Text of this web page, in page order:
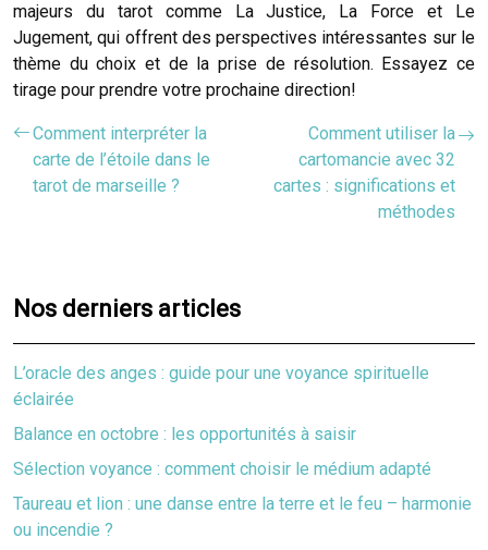
majeurs du tarot comme La Justice, La Force et Le
Jugement, qui offrent des perspectives intéressantes sur le
thème du choix et de la prise de résolution. Essayez ce
tirage pour prendre votre prochaine direction!
Comment interpréter la
carte de l’étoile dans le
tarot de marseille ?
Comment utiliser la
cartomancie avec 32
cartes : significations et
méthodes
Nos derniers articles
L’oracle des anges : guide pour une voyance spirituelle
éclairée
Balance en octobre : les opportunités à saisir
Sélection voyance : comment choisir le médium adapté
Taureau et lion : une danse entre la terre et le feu – harmonie
ou incendie ?